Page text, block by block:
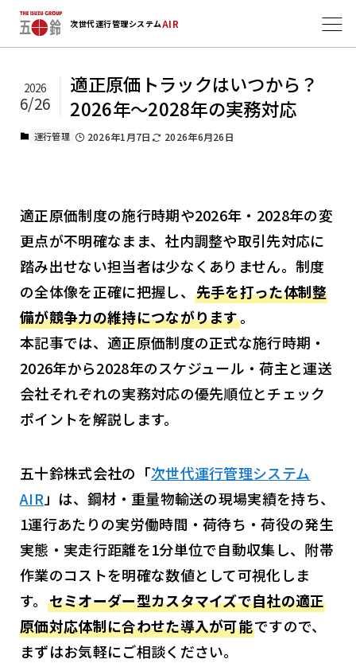
次世代運行管理システムAIR
適正原価トラックはいつから？
2026年～2028年の実務対応
2026
6/26
運行管理 2026年1月7日 2026年6月26日
適正原価制度の施行時期や2026年・2028年の変
更点が不明確なまま、社内調整や取引先対応に
踏み出せない担当者は少なくありません。制度
の全体像を正確に把握し、 先手を打った体制整
備が競争力の維持につながります。
本記事では、適正原価制度の正式な施行時期・
2026年から2028年のスケジュール・荷主と運送
会社それぞれの実務対応の優先順位とチェック
ポイントを解説します。
五十鈴株式会社の「次世代運行管理システム
AIR 」は、鋼材・重量物輸送の現場実績を持ち、
1運行あたりの実労働時間・荷待ち・荷役の発生
実態・実走行距離を1分単位で自動収集し、附帯
作業のコストを明確な数値として可視化しま
す。 セミオーダー型カスタマイズで自社の適正
原価対応体制に合わせた導入が可能ですので、
まずはお気軽にご相談ください。